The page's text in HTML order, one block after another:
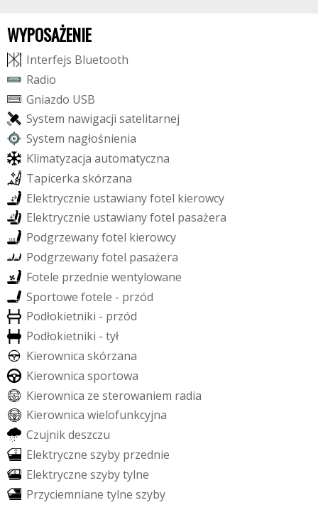
WYPOSAŻENIE
Interfejs Bluetooth
Radio
Gniazdo USB
System nawigacji satelitarnej
System nagłośnienia
Klimatyzacja automatyczna
Tapicerka skórzana
Elektrycznie ustawianyfotel kierowcy
Elektrycznie ustawianyfotel pasażera
Podgrzewanyfotel kierowcy
Podgrzewanyfotel pasażera
Fotele przednie wentylowane
Sportowe fotele - przód
Podłokietniki - przód
Podłokietniki - tył
Kierownica skórzana
Kierownica sportowa
Kierownica ze sterowaniem radia
Kierownica wielofunkcyjna
Czujnikdeszczu
Elektryczne szyby przednie
Elektryczne szybytylne
Przyciemniane tylne szyby